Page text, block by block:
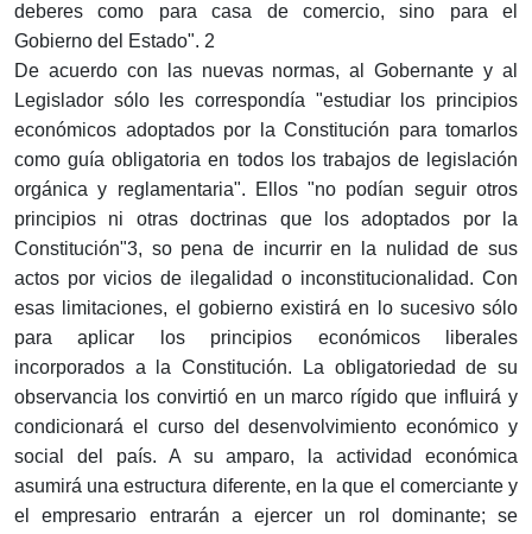
deberes como para casa de comercio, sino para el
Gobierno del Estado". 2
De acuerdo con las nuevas normas, al Gobernante y al
Legislador sólo les correspondía "estudiar los principios
económicos adoptados por la Constitución para tomarlos
como guía obligatoria en todos los trabajos de legislación
orgánica y reglamentaria". Ellos "no podían seguir otros
principios ni otras doctrinas que los adoptados por la
Constitución"3, so pena de incurrir en la nulidad de sus
actos por vicios de ilegalidad o inconstitucionalidad. Con
esas limitaciones, el gobierno existirá en lo sucesivo sólo
para aplicar los principios económicos liberales
incorporados a la Constitución. La obligatoriedad de su
observancia los convirtió en un marco rígido que influirá y
condicionará el curso del desenvolvimiento económico y
social del país. A su amparo, la actividad económica
asumirá una estructura diferente, en la que el comerciante y
el empresario entrarán a ejercer un rol dominante; se